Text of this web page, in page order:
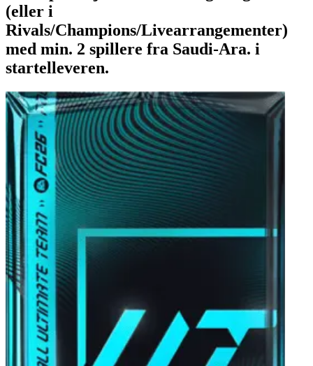
(eller i
Rivals/Champions/Livearrangementer)
med min. 2 spillere fra Saudi-Ara. i
startelleveren.